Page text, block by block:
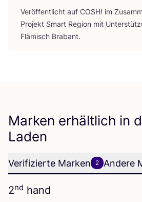
Ver­öf­fent­licht auf COSH! im
Pro­jekt Smart Regi­on mit
Flä­misch Brabant.
Marken erhältlich in
Laden
Verifizierte Marken 2 Andere
2nd hand